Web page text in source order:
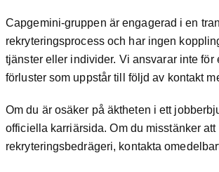
Capgemini-gruppen är engagerad i en
rekryteringsprocess och har ingen
tjänster eller individer. Vi ansvarar inte för
förluster som uppstår till följd av kontakt
Om du är osäker på äktheten i ett
officiella karriärsida. Om du misstänker att
rekryteringsbedrägeri, kontakta